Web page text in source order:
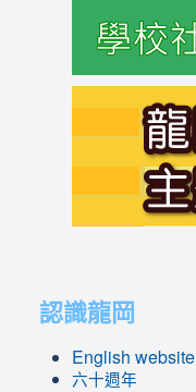
認識龍岡
English website
六十週年